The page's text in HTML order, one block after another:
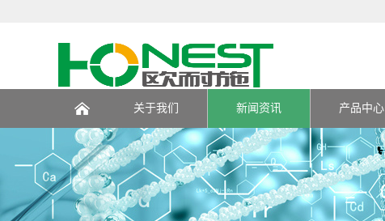
页
关于我们 新闻资讯 产品中心